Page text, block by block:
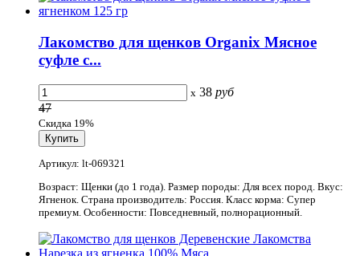
Лакомство для щенков Organix Мясное
суфле с...
x 38 руб
47
Скидка 19%
Артикул: lt-069321
Возраст: Щенки (до 1 года). Размер породы: Для всех пород. Вкус:
Ягненок. Страна производитель: Россия. Класс корма: Супер
премиум. Особенности: Повседневный, полнорационный.